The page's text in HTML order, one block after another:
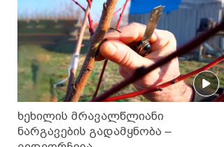
ხეხილის მრავალწლიანი
ნარგავების გადამყნობა –